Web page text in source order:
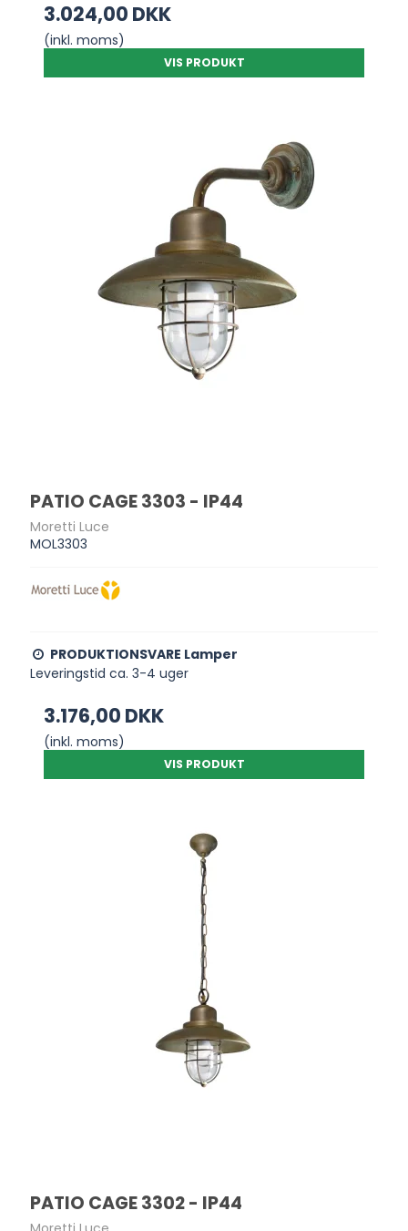
3.024,00 DKK
(inkl. moms)
VIS PRODUKT
PATIO CAGE 3303 - IP44
Moretti Luce
MOL3303
PRODUKTIONSVARE Lamper
Leveringstid ca. 3-4 uger
3.176,00 DKK
(inkl. moms)
VIS PRODUKT
PATIO CAGE 3302 - IP44